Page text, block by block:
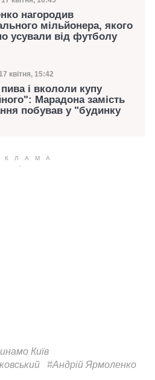
нагородив
мільйонера, якого
усували від футболу
публікації
квітня, 15:42
і вкололи купу
Марадона замість
побував у "будинку
Київ
#Андрій Ярмоленко